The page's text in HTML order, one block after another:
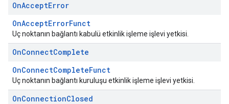
OnAcceptError
OnAcceptErrorFunct
Uç noktanın bağlantı kabulü etkinlik işleme işlevi yetkisi.
OnConnectComplete
OnConnectCompleteFunct
Uç noktanın bağlantı kuruluşu etkinlik işleme işlevi yetkisi.
OnConnectionClosed